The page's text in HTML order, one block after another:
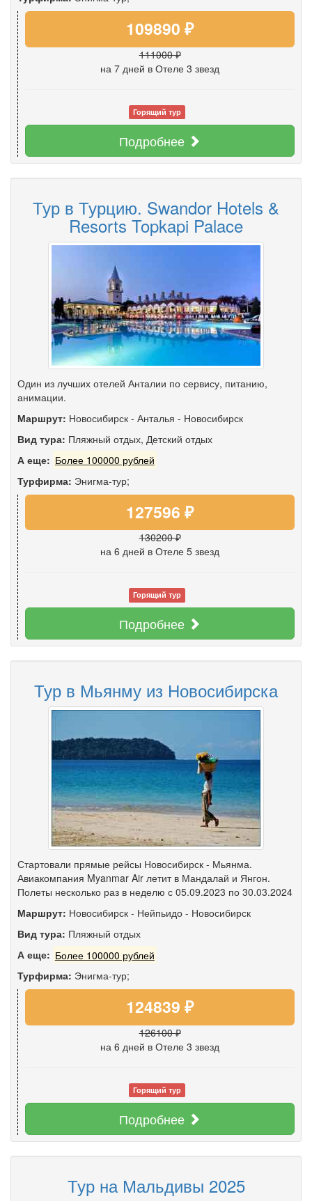
109890 ₽
111000 ₽
на 7 дней в Отеле 3 звезд
Горящий тур
Подробнее
Тур в Турцию. Swandor Hotels &
Resorts Topkapi Palace
Один из лучших отелей Анталии по сервису, питанию,
анимации.
Маршрут: Новосибирск - Анталья - Новосибирск
Вид тура: Пляжный отдых, Детский отдых
А еще: Более 100000 рублей
Турфирма: Энигма-тур;
127596 ₽
130200 ₽
на 6 дней в Отеле 5 звезд
Горящий тур
Подробнее
Тур в Мьянму из Новосибирска
Стартовали прямые рейсы Новосибирск - Мьянма.
Авиакомпания Myanmar Air летит в Мандалай и Янгон.
Полеты несколько раз в неделю с 05.09.2023 по 30.03.2024
Маршрут: Новосибирск - Нейпьидо - Новосибирск
Вид тура: Пляжный отдых
А еще: Более 100000 рублей
Турфирма: Энигма-тур;
124839 ₽
126100 ₽
на 6 дней в Отеле 3 звезд
Горящий тур
Подробнее
Тур на Мальдивы 2025